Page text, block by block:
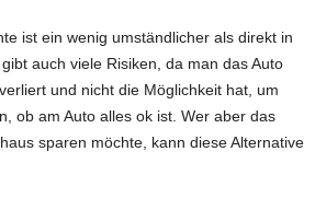
ist ein wenig umständlicher als direkt in
auch viele Risiken, da man das Auto
und nicht die Möglichkeit hat, um
ob am Auto alles ok ist. Wer aber das
sparen möchte, kann diese Alternative